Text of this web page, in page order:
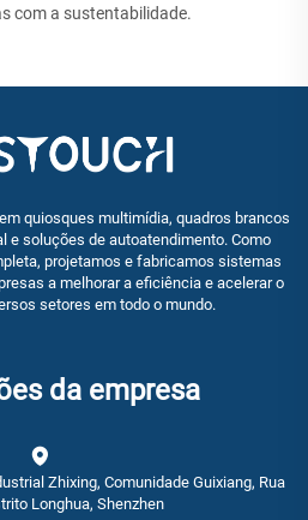
com a sustentabilidade.
quiosques multimídia, quadros brancos
e soluções de autoatendimento. Como
projetamos e fabricamos sistemas
a melhorar a eficiência e acelerar o
setores em todo o mundo.
da empresa
Zhixing, Comunidade Guixiang, Rua
Longhua, Shenzhen